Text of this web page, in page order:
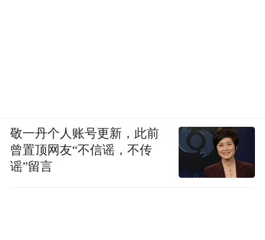
敬一丹个人账号更新，此前
曾置顶网友“不信谣，不传
谣”留言